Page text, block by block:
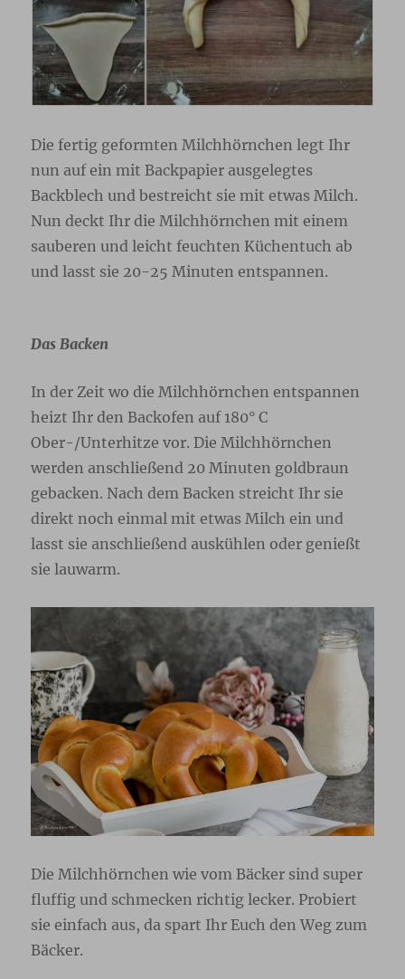
Die fertig geformten Milchhörnchen legt Ihr
nun auf ein mit Backpapier ausgelegtes
Backblech und bestreicht sie mit etwas Milch.
Nun deckt Ihr die Milchhörnchen mit einem
sauberen und leicht feuchten Küchentuch ab
und lasst sie 20-25 Minuten entspannen.
Das Backen
In der Zeit wo die Milchhörnchen entspannen
heizt Ihr den Backofen auf 180° C
Ober-/Unterhitze vor. Die Milchhörnchen
werden anschließend 20 Minuten goldbraun
gebacken. Nach dem Backen streicht Ihr sie
direkt noch einmal mit etwas Milch ein und
lasst sie anschließend auskühlen oder genießt
sie lauwarm.
Die Milchhörnchen wie vom Bäcker sind super
fluffig und schmecken richtig lecker. Probiert
sie einfach aus, da spart Ihr Euch den Weg zum
Bäcker.